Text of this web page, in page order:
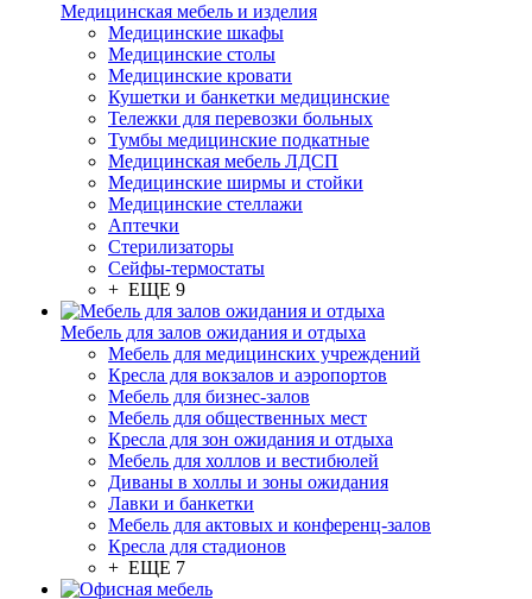
Медицинская мебель и изделия
Медицинские шкафы
Медицинские столы
Медицинские кровати
Кушетки и банкетки медицинские
Тележки для перевозки больных
Тумбы медицинские подкатные
Медицинская мебель ЛДСП
Медицинские ширмы и стойки
Медицинские стеллажи
Аптечки
Стерилизаторы
Сейфы-термостаты
+ ЕЩЕ 9
Мебель для залов ожидания и отдыха
Мебель для медицинских учреждений
Кресла для вокзалов и аэропортов
Мебель для бизнес-залов
Мебель для общественных мест
Кресла для зон ожидания и отдыха
Мебель для холлов и вестибюлей
Диваны в холлы и зоны ожидания
Лавки и банкетки
Мебель для актовых и конференц-залов
Кресла для стадионов
+ ЕЩЕ 7